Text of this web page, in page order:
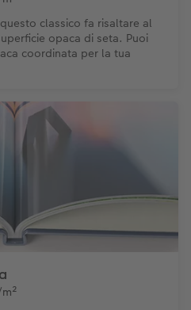
classico fa risaltare al
opaca di seta. Puoi
coordinata per la tua